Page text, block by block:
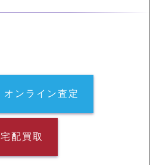
オンライン査定
宅配買取